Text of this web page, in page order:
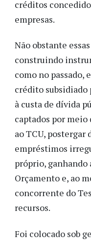
créditos
empresas.
Não obstante
construindo
como no passado,
crédito subsidiado
à custa de dívida
captados por
ao TCU, postergar
empréstimos
próprio, ganhando
Orçamento e, ao
concorrente do
recursos.
Foi colocado sob